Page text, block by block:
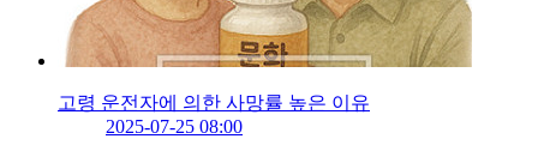
고령 운전자에 의한 사망률 높은 이유
2025-07-25 08:00